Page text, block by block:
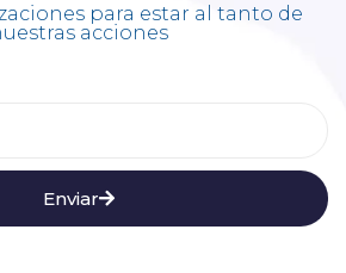
para estar al tanto de
acciones
Enviar